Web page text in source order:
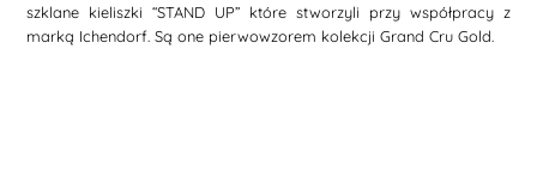
szklane kieliszki “STAND UP” które stworzyli przy współpracy z
marką Ichendorf. Są one pierwowzorem kolekcji Grand Cru Gold.